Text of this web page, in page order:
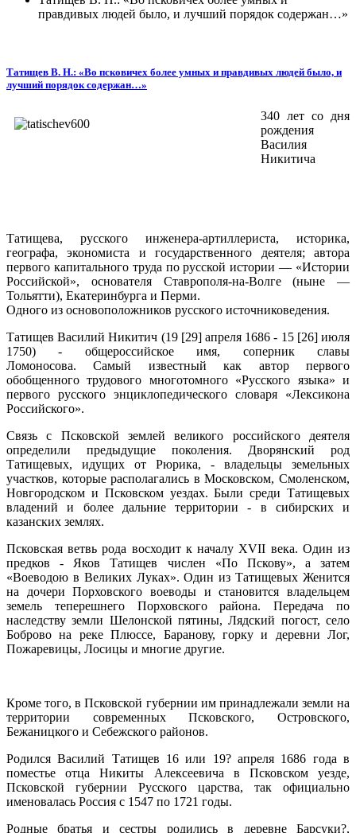
правдивых людей было, и лучший порядок содержан…»
Татищев В. Н.: «Во псковичех более умных и правдивых людей было, и
лучший порядок содержан…»
340 лет со дня
рождения
Василия
Никитича
Татищева, русского инженера-артиллериста, историка,
географа, экономиста и государственного деятеля; автора
первого капитального труда по русской истории — «Истории
Российской», основателя Ставрополя-на-Волге (ныне —
Тольятти), Екатеринбурга и Перми.
Одного из основоположников русского источниковедения.
Татищев Василий Никитич (19 [29] апреля 1686 - 15 [26] июля
1750) - общероссийское имя, соперник славы
Ломоносова. Самый известный как автор первого
обобщенного трудового многотомного «Русского языка» и
первого русского энциклопедического словаря «Лексикона
Российского».
Связь с Псковской землей великого российского деятеля
определили предыдущие поколения. Дворянский род
Татищевых, идущих от Рюрика, - владельцы земельных
участков, которые располагались в Московском, Смоленском,
Новгородском и Псковском уездах. Были среди Татищевых
владений и более дальние территории - в сибирских и
казанских землях.
Псковская ветвь рода восходит к началу XVII века. Один из
предков - Яков Татищев числен «По Пскову», а затем
«Воеводою в Великих Луках». Один из Татищевых Женится
на дочери Порховского воеводы и становится владельцем
земель теперешнего Порховского района. Передача по
наследству земли Шелонской пятины, Лядский погост, село
Боброво на реке Плюссе, Баранову, горку и деревни Лог,
Пожаревицы, Лосицы и многие другие.
Кроме того, в Псковской губернии им принадлежали земли на
территории современных Псковского, Островского,
Бежаницкого и Себежского районов.
Родился Василий Татищев 16 или 19? апреля 1686 года в
поместье отца Никиты Алексеевича в Псковском уезде,
Псковской губернии Русского царства, так официально
именовалась Россия с 1547 по 1721 годы.
Родные братья и сестры родились в деревне Барсуки?,